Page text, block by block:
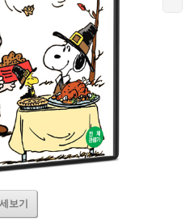
보기